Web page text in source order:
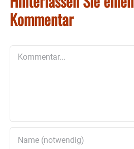
Kommentar